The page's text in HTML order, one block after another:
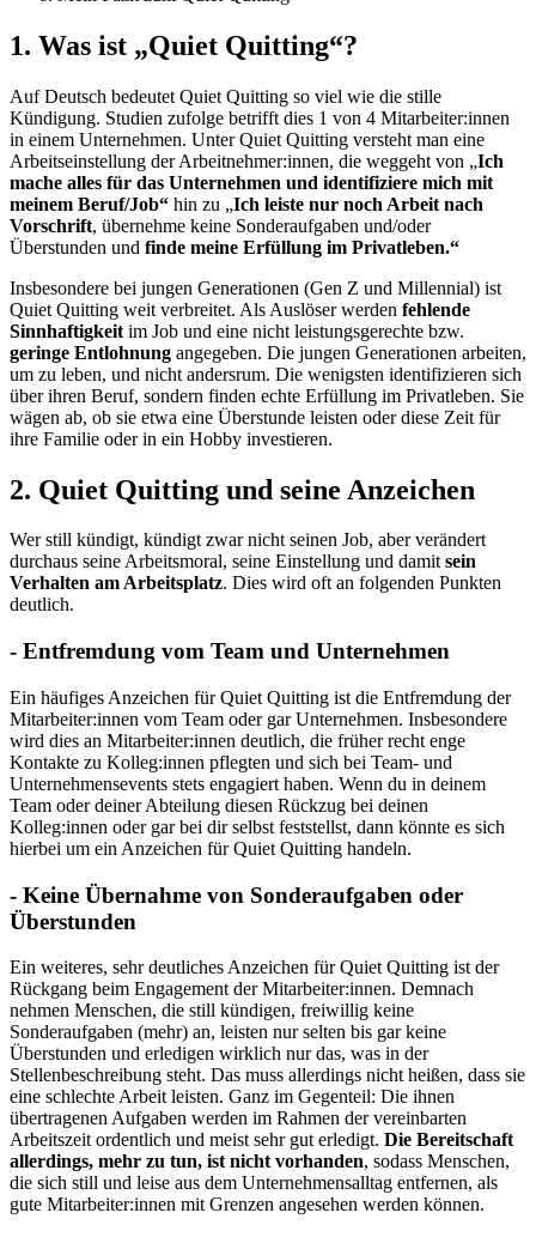
1. Was ist „Quiet Quitting“?
Auf Deutsch bedeutet Quiet Quitting so viel wie die stille
Kündigung. Studien zufolge betrifft dies 1 von 4 Mitarbeiter:innen
in einem Unternehmen. Unter Quiet Quitting versteht man eine
Arbeitseinstellung der Arbeitnehmer:innen, die weggeht von „Ich
mache alles für das Unternehmen und identifiziere mich mit
meinem Beruf/Job“ hin zu „Ich leiste nur noch Arbeit nach
Vorschrift, übernehme keine Sonderaufgaben und/oder
Überstunden und finde meine Erfüllung im Privatleben.“
Insbesondere bei jungen Generationen (Gen Z und Millennial) ist
Quiet Quitting weit verbreitet. Als Auslöser werden fehlende
Sinnhaftigkeit im Job und eine nicht leistungsgerechte bzw.
geringe Entlohnung angegeben. Die jungen Generationen arbeiten,
um zu leben, und nicht andersrum. Die wenigsten identifizieren sich
über ihren Beruf, sondern finden echte Erfüllung im Privatleben. Sie
wägen ab, ob sie etwa eine Überstunde leisten oder diese Zeit für
ihre Familie oder in ein Hobby investieren.
2. Quiet Quitting und seine Anzeichen
Wer still kündigt, kündigt zwar nicht seinen Job, aber verändert
durchaus seine Arbeitsmoral, seine Einstellung und damitsein
Verhalten am Arbeitsplatz. Dies wird oft an folgenden Punkten
deutlich.
- Entfremdung vom Team und Unternehmen
Ein häufiges Anzeichen für Quiet Quitting ist die Entfremdung der
Mitarbeiter:innen vom Team oder gar Unternehmen. Insbesondere
wird dies an Mitarbeiter:innen deutlich, die früher recht enge
Kontakte zu Kolleg:innen pflegten und sich bei Team- und
Unternehmensevents stets engagiert haben. Wenn du in deinem
Team oder deiner Abteilung diesen Rückzug bei deinen
Kolleg:innen oder gar bei dir selbst feststellst, dann könnte es sich
hierbei um ein Anzeichen für Quiet Quitting handeln.
- Keine Übernahme von Sonderaufgaben oder
Überstunden
Ein weiteres, sehr deutliches Anzeichen für Quiet Quitting ist der
Rückgang beim Engagement der Mitarbeiter:innen. Demnach
nehmen Menschen, die still kündigen, freiwillig keine
Sonderaufgaben (mehr) an, leisten nur selten bis gar keine
Überstunden und erledigen wirklich nur das, was in der
Stellenbeschreibung steht. Das muss allerdings nicht heißen, dass sie
eine schlechte Arbeit leisten. Ganz im Gegenteil: Die ihnen
übertragenen Aufgaben werden im Rahmen der vereinbarten
Arbeitszeit ordentlich und meist sehr gut erledigt. Die Bereitschaft
allerdings, mehr zu tun, ist nicht vorhanden, sodass Menschen,
die sich still und leise aus dem Unternehmensalltag entfernen, als
gute Mitarbeiter:innen mit Grenzen angesehen werden können.